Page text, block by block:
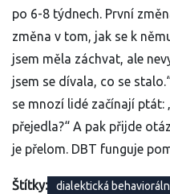
po 6-8 týdnech. První
změna v tom, jak se k
jsem měla záchvat, ale
jsem se dívala, co se
se mnozí lidé začínají ptát:
přejedla?“ A pak přijde
je přelom. DBT funguje
Štítky: dialektická